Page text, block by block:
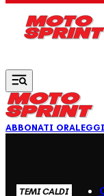
ABBONATI ORA
TEMI CALDI